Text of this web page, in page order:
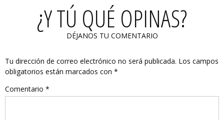
¿Y TÚ QUÉ OPINAS?
DÉJANOS TU COMENTARIO
Tu dirección de correo electrónico no será publicada. Los campos
obligatorios están marcados con *
Comentario *